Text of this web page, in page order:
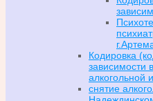
Кодировка
зависимости
алкогольной
снятие